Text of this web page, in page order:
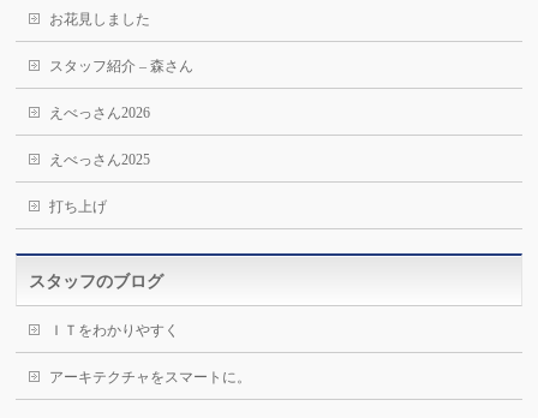
お花見しました
スタッフ紹介 – 森さん
えべっさん2026
えべっさん2025
打ち上げ
スタッフのブログ
ＩＴをわかりやすく
アーキテクチャをスマートに。